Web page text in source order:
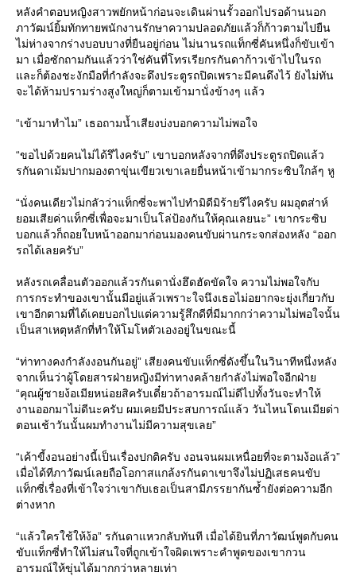
หลังคำตอบหญิงสาวพยักหน้าก่อนจะเดินผ่านรั้วออกไปรอด้านนอก
ภาวัฒน์ยิ้มทักทายพนักงานรักษาความปลอดภัยแล้วก็ก้าวตามไปยืน
ไม่ห่างจากร่างบอบบางที่ยืนอยู่ก่อน ไม่นานรถแท็กซี่คันหนึ่งก็ขับเข้า
มา เมื่อซักถามกันแล้วว่าใช่คันที่โทรเรียกรกันดาก้าวเข้าไปในรถ
และก็ต้องชะงักมือที่กำลังจะดึงประตูรถปิดเพราะมีคนดึงไว้ ยังไม่ทัน
จะได้ห้ามปรามร่างสูงใหญ่ก็ตามเข้ามานั่งข้างๆ แล้ว
“เข้ามาทำไม” เธอถามน้ำเสียงบ่งบอกความไม่พอใจ
“ขอไปด้วยคนไม่ได้รึไงครับ” เขาบอกหลังจากที่ดึงประตูรถปิดแล้ว
รกันดาเม้มปากมองตาขุ่นเขียวเขาเลยยื่นหน้าเข้ามากระซิบใกล้ๆ หู
“นั่งคนเดียวไม่กลัวว่าแท็กซี่จะพาไปทำมิดีมิร้ายรึไงครับ ผมอุตส่าห์
ยอมเสียค่าแท็กซี่เพื่อจะมาเป็นโล่ป้องกันให้คุณเลยนะ” เขากระซิบ
บอกแล้วก็ถอยใบหน้าออกมาก่อนมองคนขับผ่านกระจกส่องหลัง “ออก
รถได้เลยครับ”
หลังรถเคลื่อนตัวออกแล้วรกันดานั่งฮึดฮัดขัดใจ ความไม่พอใจกับ
การกระทำของเขานั้นมีอยู่แล้วเพราะใจนึงเธอไม่อยากจะยุ่งเกี่ยวกับ
เขาอีกตามที่ได้เคยบอกไปแต่ความรู้สึกดีที่มีมากกว่าความไม่พอใจนั้น
เป็นสาเหตุหลักที่ทำให้โมโหตัวเองอยู่ในขณะนี้
“ท่าทางคงกำลังงอนกันอยู่” เสียงคนขับแท็กซี่ดังขึ้นในวินาทีหนึ่งหลัง
จากเห็นว่าผู้โดยสารฝ่ายหญิงมีท่าทางคล้ายกำลังไม่พอใจอีกฝ่าย
“คุณผู้ชายง้อเมียหน่อยสิครับเดี๋ยวถ้าอารมณ์ไม่ดีไปทั้งวันจะทำให้
งานออกมาไม่ดีนะครับ ผมเคยมีประสบการณ์แล้ว วันไหนโดนเมียด่า
ตอนเช้าวันนั้นผมทำงานไม่มีความสุขเลย”
“เค้าขี้งอนอย่างนี้เป็นเรื่องปกติครับ งอนจนผมเหนื่อยที่จะตามง้อแล้ว”
เมื่อได้ทีภาวัฒน์เลยถือโอกาสแกล้งรกันดาเขาจึงไม่ปฏิเสธคนขับ
แท็กซี่เรื่องที่เข้าใจว่าเขากับเธอเป็นสามีภรรยากันซ้ำยังต่อความอีก
ต่างหาก
“แล้วใครใช้ให้ง้อ” รกันดาแหวกลับทันที เมื่อได้ยินที่ภาวัฒน์พูดกับคน
ขับแท็กซี่ทำให้ไม่สนใจที่ถูกเข้าใจผิดเพราะคำพูดของเขากวน
อารมณ์ให้ขุ่นได้มากกว่าหลายเท่า